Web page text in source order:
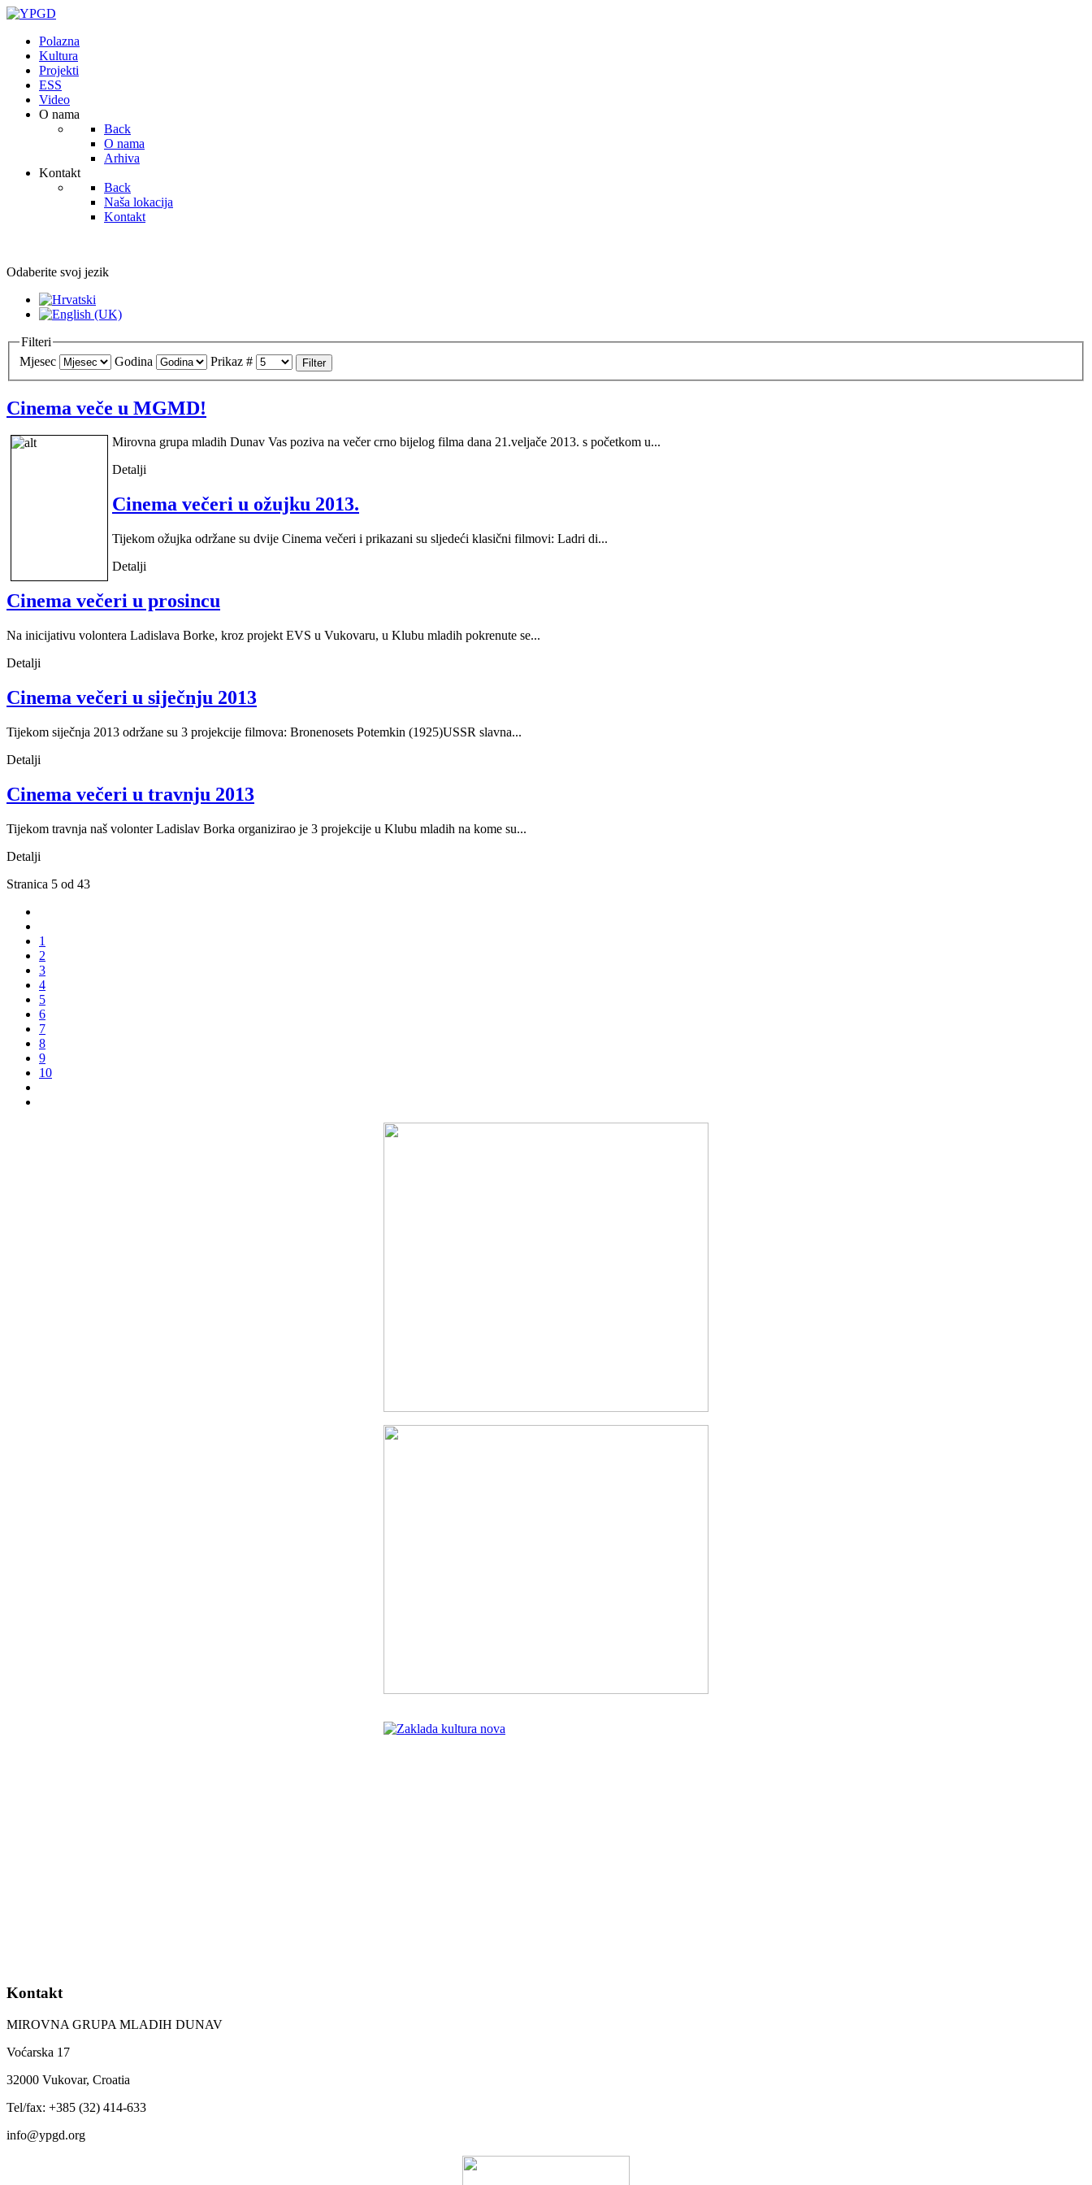
Polazna
Kultura
Projekti
ESS
Video
O nama
Back
O nama
Arhiva
Kontakt
Back
Naša lokacija
Kontakt
Odaberite svoj jezik
Filteri
Mjesec
Godina Prikaz # Filter
Cinema veče u MGMD!
Mirovna grupa mladih Dunav Vas poziva na večer crno bijelog filma dana 21.veljače 2013. s početkom u...
Detalji
Cinema večeri u ožujku 2013.
Tijekom ožujka održane su dvije Cinema večeri i prikazani su sljedeći klasični filmovi: Ladri di...
Detalji
Cinema večeri u prosincu
Na inicijativu volontera Ladislava Borke, kroz projekt EVS u Vukovaru, u Klubu mladih pokrenute se...
Detalji
Cinema večeri u siječnju 2013
Tijekom siječnja 2013 održane su 3 projekcije filmova: Bronenosets Potemkin (1925)USSR slavna...
Detalji
Cinema večeri u travnju 2013
Tijekom travnja naš volonter Ladislav Borka organizirao je 3 projekcije u Klubu mladih na kome su...
Detalji
Stranica 5 od 43
1
2
3
4
5
6
7
8
9
10
Kontakt
MIROVNA GRUPA MLADIH DUNAV
Voćarska 17
32000 Vukovar, Croatia
Tel/fax: +385 (32) 414-633
info@ypgd.org